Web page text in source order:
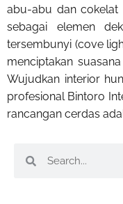
abu-abu dan cokelat
sebagai elemen
tersembunyi (cove
menciptakan
Wujudkan interior
profesional Bintoro
rancangan cerdas